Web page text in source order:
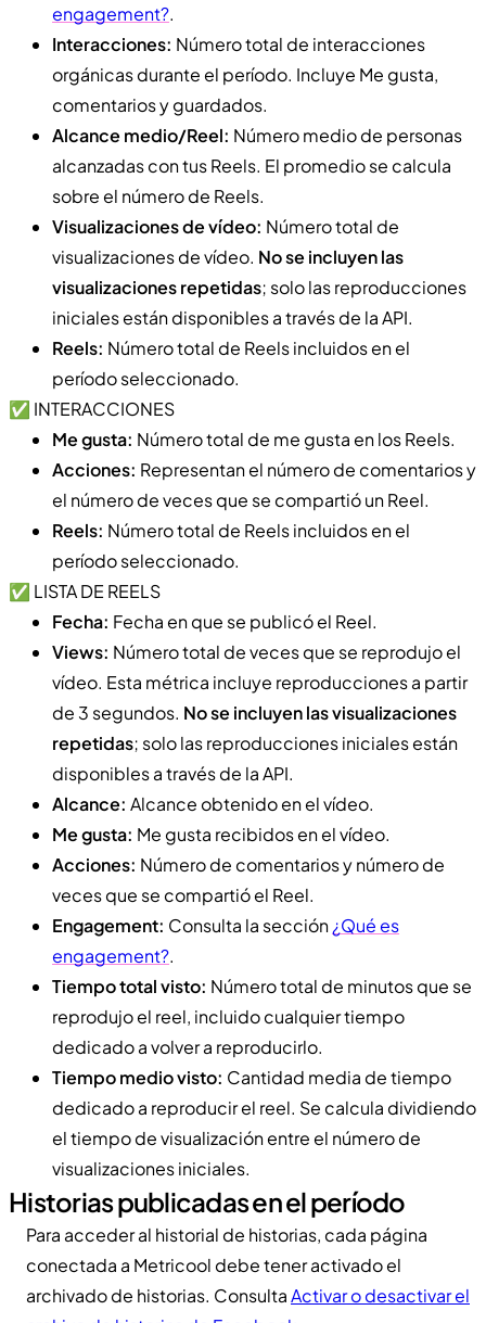
engagement?.
Interacciones: Número total de interacciones
orgánicas durante el período. Incluye Me gusta,
comentarios y guardados.
Alcance medio/Reel: Número medio de personas
alcanzadas con tus Reels. El promedio se calcula
sobre el número de Reels.
Visualizaciones de vídeo: Número total de
visualizaciones de vídeo. No se incluyen las
visualizaciones repetidas; solo las reproducciones
iniciales están disponibles a través de la API.
Reels: Número total de Reels incluidos en el
período seleccionado.
✅ INTERACCIONES
Me gusta: Número total de me gusta en los Reels.
Acciones: Representan el número de comentarios y
el número de veces que se compartió un Reel.
Reels: Número total de Reels incluidos en el
período seleccionado.
✅ LISTA DE REELS
Fecha: Fecha en que se publicó el Reel.
Views: Número total de veces que se reprodujo el
vídeo. Esta métrica incluye reproducciones a partir
de 3 segundos. No se incluyen las visualizaciones
repetidas; solo las reproducciones iniciales están
disponibles a través de la API.
Alcance: Alcance obtenido en el vídeo.
Me gusta: Me gusta recibidos en el vídeo.
Acciones: Número de comentarios y número de
veces que se compartió el Reel.
Engagement: Consulta la sección¿Qué es
engagement?.
Tiempo total visto: Número total de minutos que se
reprodujo el reel, incluido cualquier tiempo
dedicado a volver a reproducirlo.
Tiempo medio visto: Cantidad media de tiempo
dedicado a reproducir el reel. Se calcula dividiendo
el tiempo de visualización entre el número de
visualizaciones iniciales.
Historias publicadas en el período
Para acceder al historial de historias, cada página
conectada a Metricool debe tener activado el
archivado de historias. ConsultaActivar o desactivar el